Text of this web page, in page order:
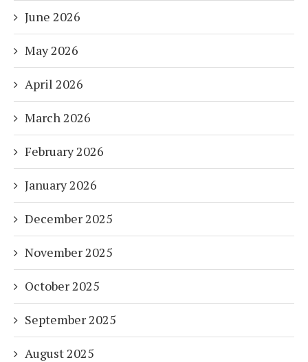
June 2026
May 2026
April 2026
March 2026
February 2026
January 2026
December 2025
November 2025
October 2025
September 2025
August 2025